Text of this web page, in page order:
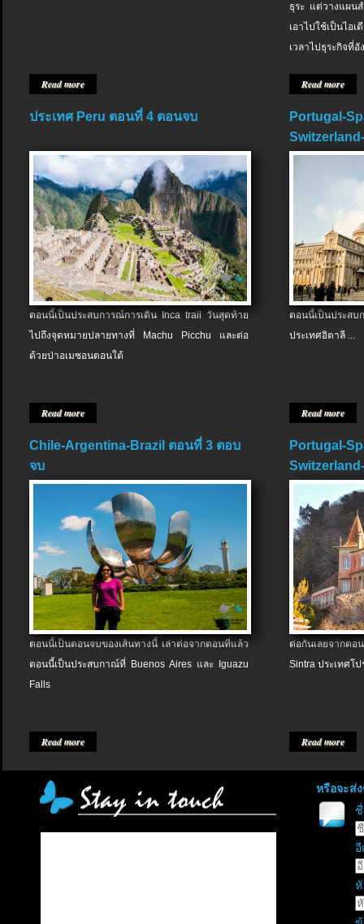
Read more
ธุระ แต่วางแผน
เอาไปใช้เป็นไอ
เวลาไปธุระกิจที่อั
Read more
ประเทศ Peru ตอนที่ 4 ตอนจบ
ตอนนี้เป็นประสบการณ์การเดิน Inca trail วันสุดท้าย
ไปถึงจุดหมายปลายทางที่ Machu Picchu และต่อ
ด้วยป่าอเมซอนตอนใต้
Read more
Portugal-
ตอนนี้เป็นประส
ประเทศอิตาลี ...
Read more
Chile-Argentina-Brazil ตอนที่ 3 ตอบ
จบ
ตอนนี้เป็นตอนจบของเส้นทางนี้ เล่าต่อจากตอนที่แล้ว
ตอนนี้เป็นประสบกาณ์ที่ Buenos Aires และ Iguazu
Falls
Read more
Portugal-
ต่อกันเลยจากต
Sintra ประเทศโป
Read more
หรือจะส่
อี
หั